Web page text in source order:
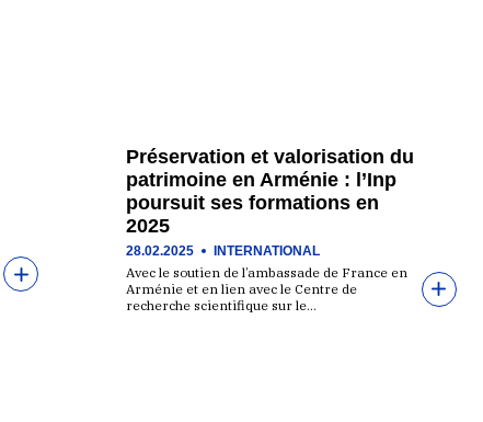
Préservation et valorisation du
patrimoine en Arménie : l’Inp
poursuit ses formations en
2025
28.02.2025 INTERNATIONAL
Avec le soutien de l’ambassade de France en
Arménie et en lien avec le Centre de
recherche scientifique sur le…